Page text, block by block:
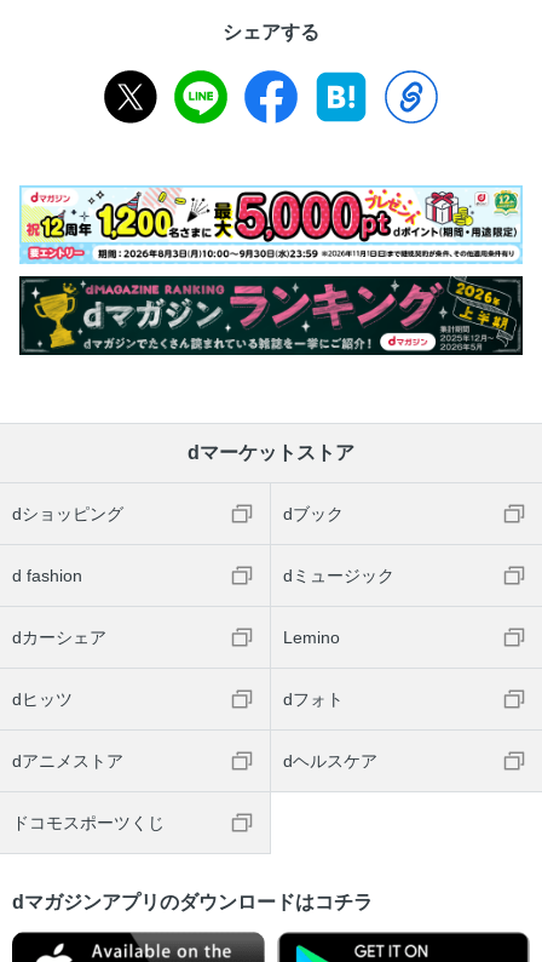
シェアする
dマーケットストア
dショッピング dブック
d fashion dミュージック
dカーシェア Lemino
dヒッツ dフォト
dアニメストア dヘルスケア
ドコモスポーツくじ
dマガジンアプリのダウンロードはコチラ